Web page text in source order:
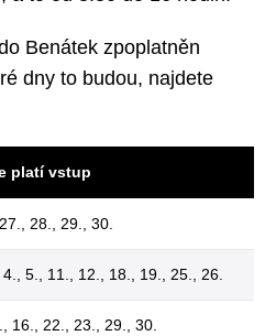
Benátek zpoplatněn
dny to budou, najdete
platí vstup
28., 29., 30.
5., 11., 12., 18., 19., 25., 26.
16., 22., 23., 29., 30.